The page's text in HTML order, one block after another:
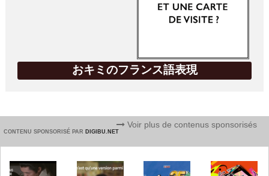
おキミのフランス語表現
CONTENU SPONSORISÉ PAR DIGIBU.NET
Voir plus de contenus sponsorisés